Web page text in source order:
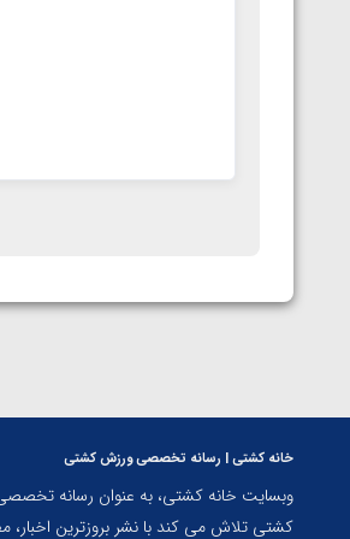
خانه کشتی | رسانه تخصصی ورزش کشتی
وبسایت خانه کشتی، به عنوان رسانه
کشتی تلاش می کند با نشر بروزترین اخبار،